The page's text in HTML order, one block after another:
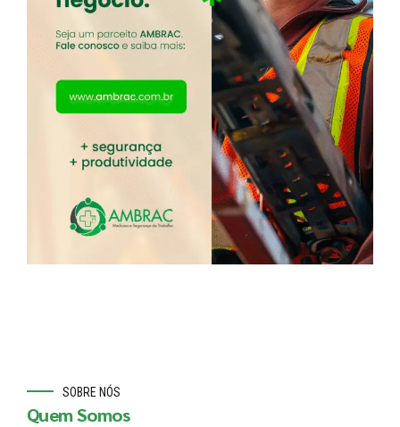
SOBRE NÓS
Quem Somos